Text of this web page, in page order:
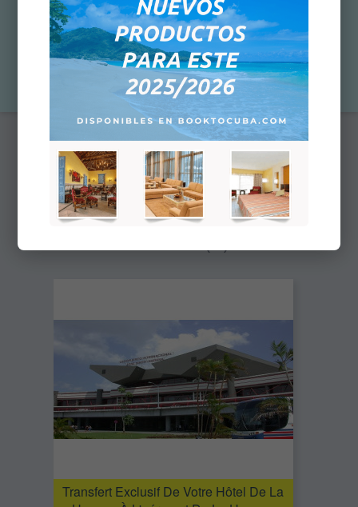
20,00 $US Qty:
Ajouter au panier
Vous pourriez être également
intéressé par le(s) produit(s)
Transfert Exclusif De Votre Hôtel De La